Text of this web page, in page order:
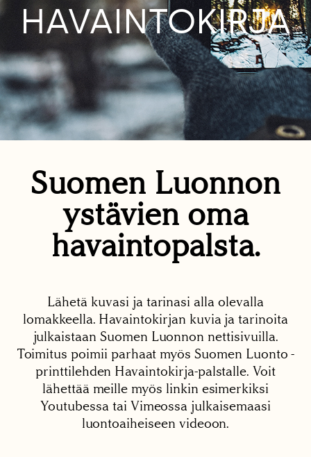
HAVAINTOKIRJA
Suomen Luonnon
ystävien oma
havaintopalsta.
Lähetä kuvasi ja tarinasi alla olevalla
lomakkeella. Havaintokirjan kuvia ja tarinoita
julkaistaan Suomen Luonnon nettisivuilla.
Toimitus poimii parhaat myös Suomen Luonto -
printtilehden Havaintokirja-palstalle. Voit
lähettää meille myös linkin esimerkiksi
Youtubessa tai Vimeossa julkaisemaasi
luontoaiheiseen videoon.